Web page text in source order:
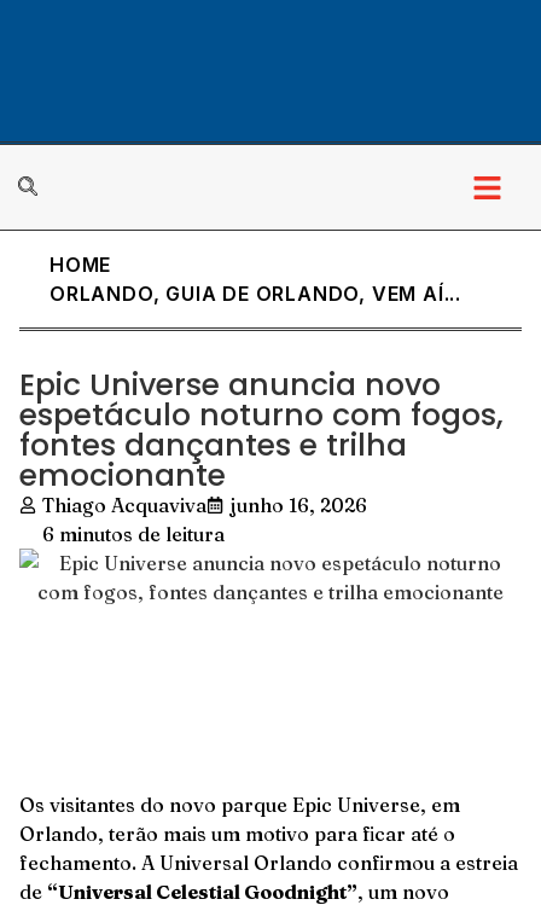
HOME
ORLANDO, GUIA DE ORLANDO, VEM AÍ...
Epic Universe anuncia novo
espetáculo noturno com fogos,
fontes dançantes e trilha
emocionante
Thiago Acquaviva
junho 16, 2026
6 minutos de leitura
Os visitantes do novo parque Epic Universe, em
Orlando, terão mais um motivo para ficar até o
fechamento. A Universal Orlando confirmou a estreia
de “Universal Celestial Goodnight”, um novo